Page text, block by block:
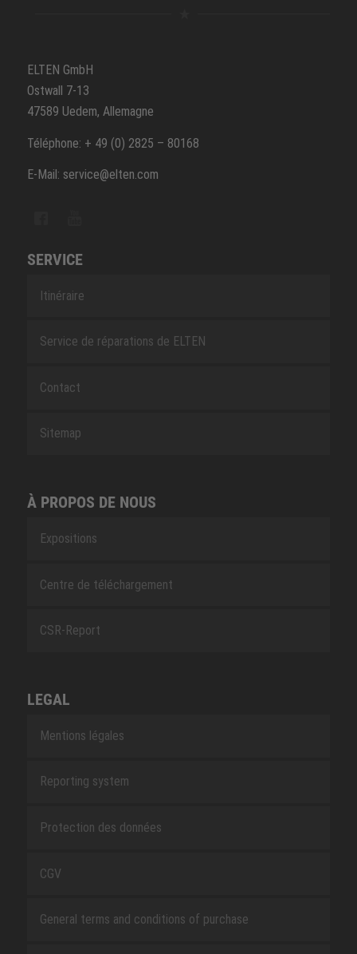
ELTEN GmbH
Ostwall 7-13
47589 Uedem, Allemagne
Téléphone: + 49 (0) 2825 – 80168
E-Mail: service@elten.com
SERVICE
Itinéraire
Service de réparations de ELTEN
Contact
Sitemap
À PROPOS DE NOUS
Expositions
Centre de téléchargement
CSR-Report
LEGAL
Mentions légales
Reporting system
Protection des données
CGV
General terms and conditions of purchase